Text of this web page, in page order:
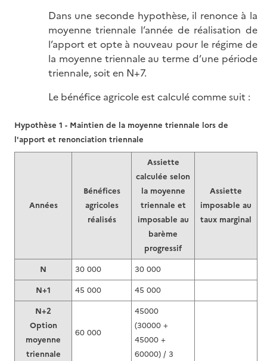
Dans une seconde hypothèse, il renonce à la
moyenne triennale l’année de réalisation de
l’apport et opte à nouveau pour le régime de
la moyenne triennale au terme d’une période
triennale, soit en N+7.
Le bénéfice agricole est calculé comme suit :
Hypothèse 1 - Maintien de la moyenne triennale lors de
l'apport et renonciation triennale
Années
Bénéfices
agricoles
réalisés
Assiette
calculée selon
la moyenne
triennale et
imposable au
barème
progressif
Assiette
imposable au
taux marginal
N 30 000
30 000
N+1
45 000
45 000
N+2
Option
moyenne
triennale
60 000
45000
(30000 +
45000 +
60000) / 3